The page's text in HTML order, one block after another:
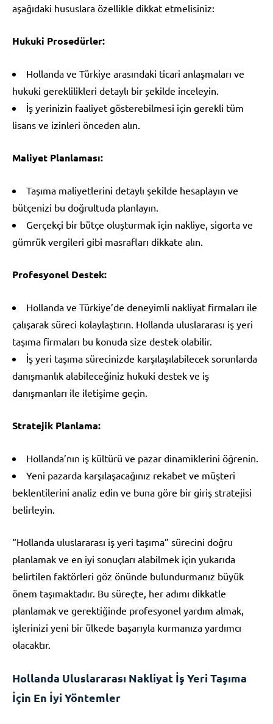
aşağıdaki hususlara özellikle dikkat etmelisiniz:
Hukuki Prosedürler:
Hollanda ve Türkiye arasındaki ticari anlaşmaları ve
hukuki gereklilikleri detaylı bir şekilde inceleyin.
İş yerinizin faaliyet gösterebilmesi için gerekli tüm
lisans ve izinleri önceden alın.
Maliyet Planlaması:
Taşıma maliyetlerini detaylı şekilde hesaplayın ve
bütçenizi bu doğrultuda planlayın.
Gerçekçi bir bütçe oluşturmak için nakliye, sigorta ve
gümrük vergileri gibi masrafları dikkate alın.
Profesyonel Destek:
Hollanda ve Türkiye’de deneyimli nakliyat firmaları ile
çalışarak süreci kolaylaştırın. Hollanda uluslararası iş yeri
taşıma firmaları bu konuda size destek olabilir.
İş yeri taşıma sürecinizde karşılaşılabilecek sorunlarda
danışmanlık alabileceğiniz hukuki destek ve iş
danışmanları ile iletişime geçin.
Stratejik Planlama:
Hollanda’nın iş kültürü ve pazar dinamiklerini öğrenin.
Yeni pazarda karşılaşacağınız rekabet ve müşteri
beklentilerini analiz edin ve buna göre bir giriş stratejisi
belirleyin.
“Hollanda uluslararası iş yeri taşıma” sürecini doğru
planlamak ve en iyi sonuçları alabilmek için yukarıda
belirtilen faktörleri göz önünde bulundurmanız büyük
önem taşımaktadır. Bu süreçte, her adımı dikkatle
planlamak ve gerektiğinde profesyonel yardım almak,
işlerinizi yeni bir ülkede başarıyla kurmanıza yardımcı
olacaktır.
Hollanda Uluslararası Nakliyat İş Yeri Taşıma
İçin En İyi Yöntemler